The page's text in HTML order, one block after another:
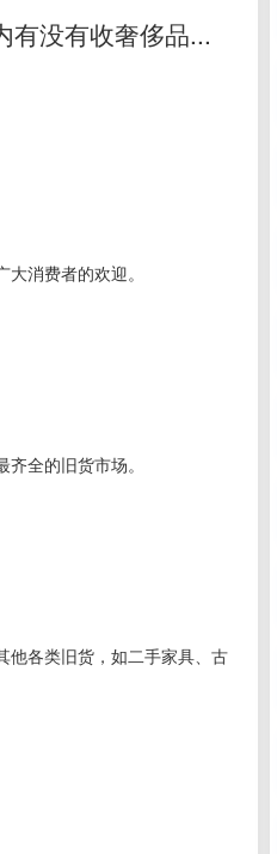
有没有收奢侈品...
消费者的欢迎。
全的旧货市场。
他各类旧货，如二手家具、古